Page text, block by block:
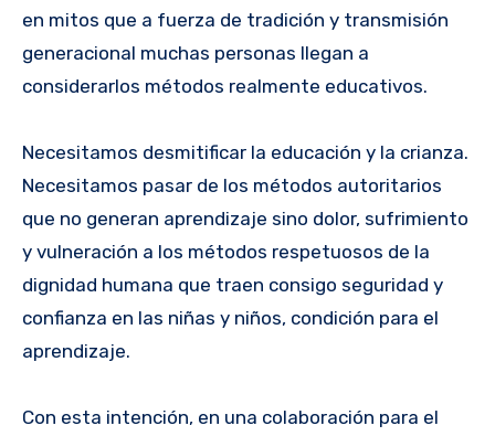
en mitos que a fuerza de tradición y transmisión
generacional muchas personas llegan a
considerarlos métodos realmente educativos.
Necesitamos desmitificar la educación y la crianza.
Necesitamos pasar de los métodos autoritarios
que no generan aprendizaje sino dolor, sufrimiento
y vulneración a los métodos respetuosos de la
dignidad humana que traen consigo seguridad y
confianza en las niñas y niños, condición para el
aprendizaje.
Con esta intención, en una colaboración para el